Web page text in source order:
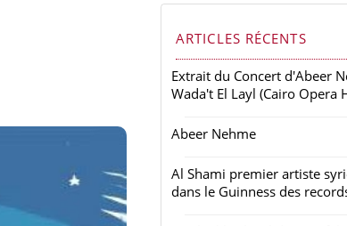
ARTICLES RÉCENTS
Extrait du Concert d'Abeer
Wada't El Layl (Cairo Opera
Abeer Nehme
Al Shami premier artiste
dans le Guinness des